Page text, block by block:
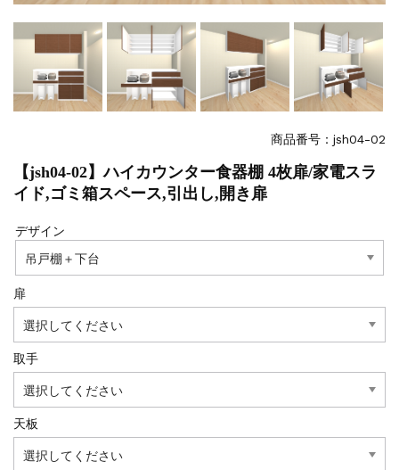
商品番号：jsh04-02
【jsh04-02】ハイカウンター食器棚 4枚扉/家電スラ
イド,ゴミ箱スペース,引出し,開き扉
デザイン
扉
取手
天板